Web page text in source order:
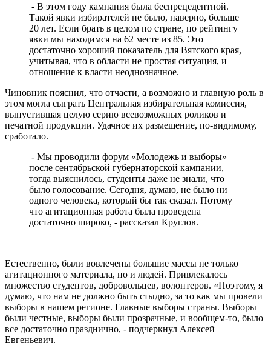
- В этом году кампания была беспрецедентной.
Такой явки избирателей не было, наверно, больше
20 лет. Если брать в целом по стране, по рейтингу
явки мы находимся на 62 месте из 85. Это
достаточно хороший показатель для Вятского края,
учитывая, что в области не простая ситуация, и
отношение к власти неоднозначное.
Чиновник пояснил, что отчасти, а возможно и главную роль в
этом могла сыграть Центральная избирательная комиссия,
выпустившая целую серию всевозможных роликов и
печатной продукции. Удачное их размещение, по-видимому,
сработало.
- Мы проводили форум «Молодежь и выборы»
после сентябрьской губернаторской кампании,
тогда выяснилось, студенты даже не знали, что
было голосование. Сегодня, думаю, не было ни
одного человека, который бы так сказал. Потому
что агитационная работа была проведена
достаточно широко, - рассказал Круглов.
Естественно, были вовлечены большие массы не только
агитационного материала, но и людей. Привлекалось
множество студентов, добровольцев, волонтеров. «Поэтому, я
думаю, что нам не должно быть стыдно, за то как мы провели
выборы в нашем регионе. Главные выборы страны. Выборы
были честные, выборы были прозрачные, и вообщем-то, было
все достаточно празднично, - подчеркнул Алексей
Евгеньевич.